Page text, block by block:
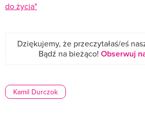
do życia"
Dziękujemy, że przeczytałaś/eś
Bądź na bieżąco! Obserwuj
Kamil Durczok